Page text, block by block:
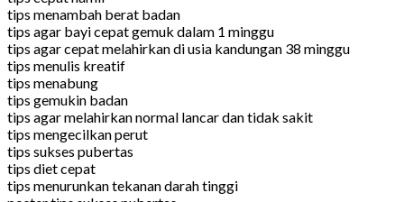
tips menambah berat badan
tips agar bayi cepat gemuk dalam 1 minggu
tips agar cepat melahirkan di usia kandungan 38 minggu
tips menulis kreatif
tips menabung
tips gemukin badan
tips agar melahirkan normal lancar dan tidak sakit
tips mengecilkan perut
tips sukses pubertas
tips diet cepat
tips menurunkan tekanan darah tinggi